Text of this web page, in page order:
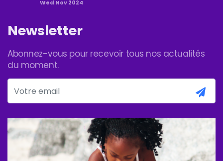
Wed Nov 2024
Newsletter
Abonnez-vous pour recevoir tous nos actualités
du moment.